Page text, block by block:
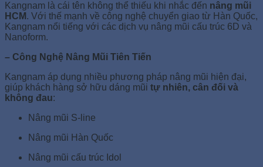
Kangnam là cái tên không thể thiếu khi nhắc đến nâng mũi
HCM . Với thế mạnh về công nghệ chuyển giao từ Hàn Quốc,
Kangnam nổi tiếng với các dịch vụ nâng mũi cấu trúc 6D và
Nanoform.
– Công Nghệ Nâng Mũi Tiên Tiến
Kangnam áp dụng nhiều phương pháp nâng mũi hiện đại,
giúp khách hàng sở hữu dáng mũi tự nhiên, cân đối và
không đau:
Nâng mũi S-line
Nâng mũi Hàn Quốc
Nâng mũi cấu trúc Idol